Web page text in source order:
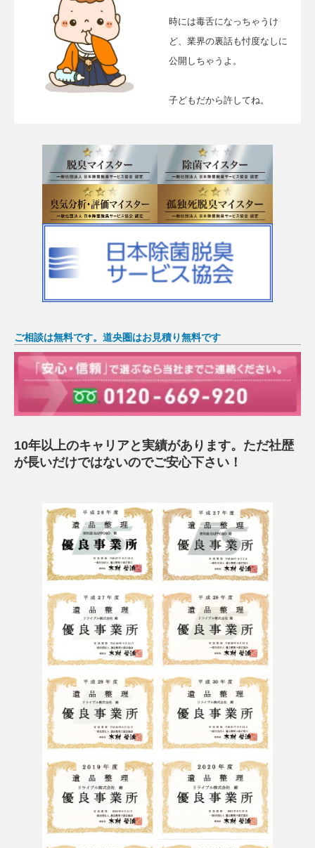
時には毒舌になっちゃうけ
ど、業界の裏話も忖度なしに
公開しちゃうよ。
子どもだから許してね。
ご相談は無料です。道央圏はお見積り無料です
10年以上のキャリアと実績があります。ただ社歴
が長いだけではないのでご安心下さい！